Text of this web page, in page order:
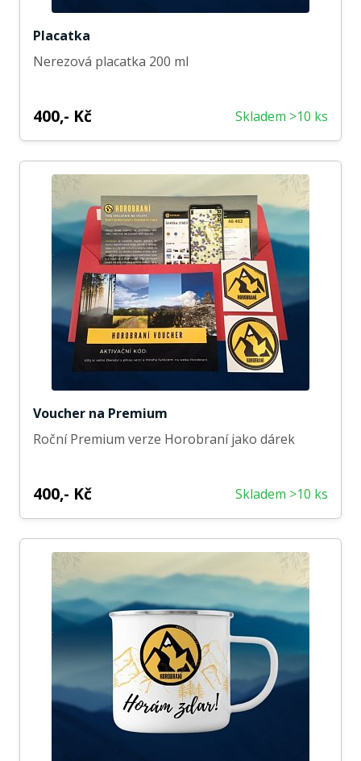
Placatka
Nerezová placatka 200 ml
400,- Kč Skladem >10 ks
Voucher na Premium
Roční Premium verze Horobraní jako dárek
400,- Kč Skladem >10 ks